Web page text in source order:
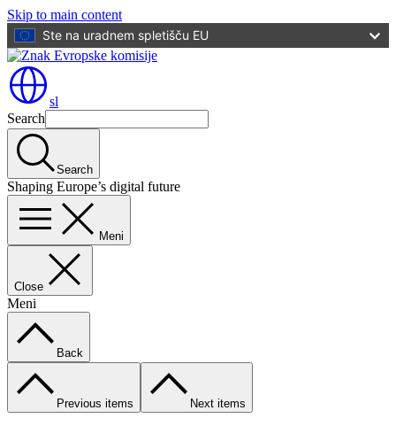
Skip to main content
Ste na uradnem spletišču EU
sl
Search
Search
Shaping Europe’s digital future
Meni
Close
Meni
Back
Previous items Next items